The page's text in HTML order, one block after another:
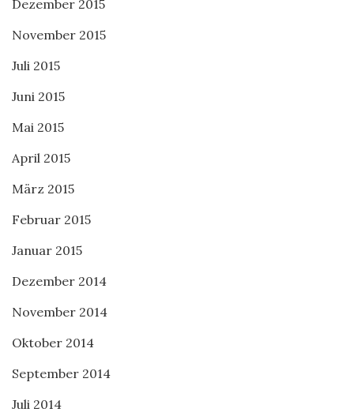
Dezember 2015
November 2015
Juli 2015
Juni 2015
Mai 2015
April 2015
März 2015
Februar 2015
Januar 2015
Dezember 2014
November 2014
Oktober 2014
September 2014
Juli 2014